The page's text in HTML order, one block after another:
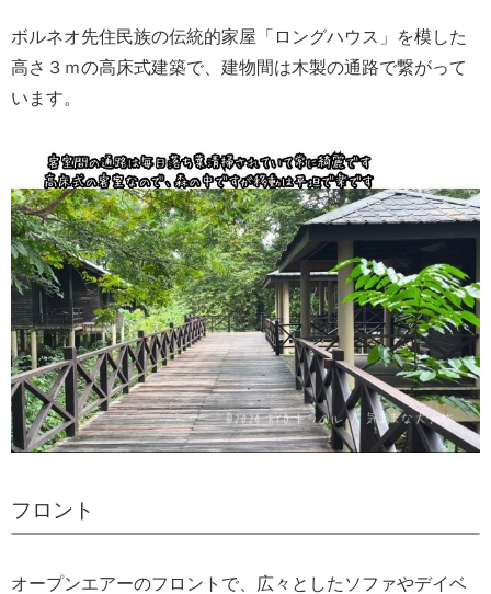
ボルネオ先住民族の伝統的家屋「ロングハウス」を模した
高さ３ｍの高床式建築で、建物間は木製の通路で繋がって
います。
フロント
オープンエアーのフロントで、広々としたソファやデイベ